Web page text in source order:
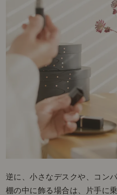
逆に、小さなデスクや、コン
棚の中に飾る場合は、片手に